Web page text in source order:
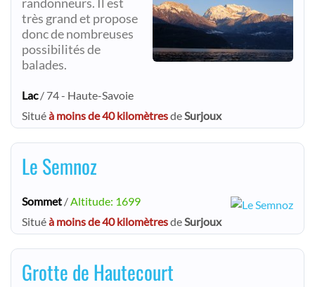
très grand et propose
donc de nombreuses
possibilités de
balades.
Lac/ 74 - Haute-Savoie
Situéà moins de 40 kilomètresde Surjoux
Le Semnoz
Sommet / Altitude: 1699
Situéà moins de 40 kilomètresde Surjoux
Grotte de Hautecourt